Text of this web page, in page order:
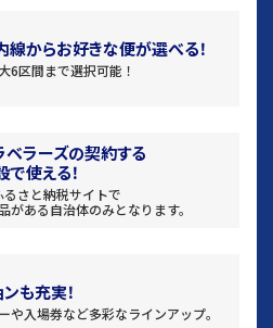
線からお好きな便が選べる！
6区間まで選択可能！
ベラーズの契約する
使える！
さと納税サイトで
がある自治体のみとなります。
も充実！
や入場券など多彩なラインアップ。